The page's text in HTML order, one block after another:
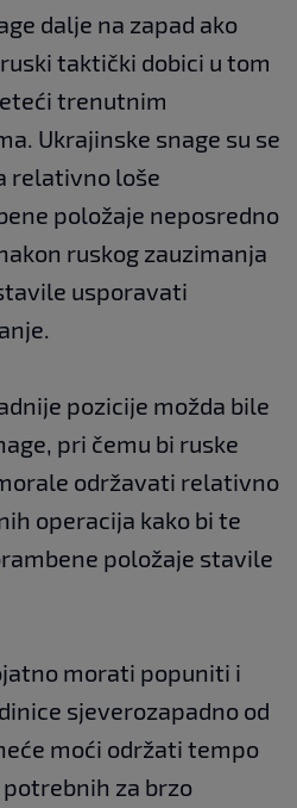
dalje na zapad ako
taktički dobici u tom
trenutnim
Ukrajinske snage su se
relativno loše
položaje neposredno
ruskog zauzimanja
usporavati
pozicije možda bile
pri čemu bi ruske
održavati relativno
operacija kako bi te
položaje stavile
morati popuniti i
sjeverozapadno od
moći održati tempo
za brzo